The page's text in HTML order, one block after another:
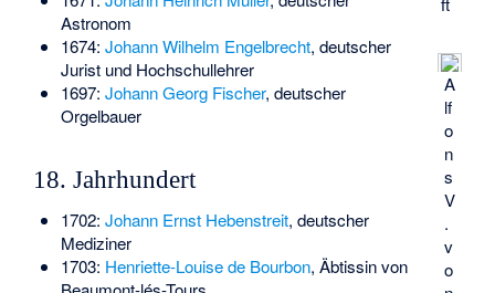
A
lf
o
n
s
V
.
v
o
Astronom
1674: Johann Wilhelm Engelbrecht, deutscher
Jurist und Hochschullehrer
1697: Johann Georg Fischer, deutscher
Orgelbauer
18. Jahrhundert
1702: Johann Ernst Hebenstreit, deutscher
Mediziner
1703: Henriette-Louise de Bourbon, Äbtissin von